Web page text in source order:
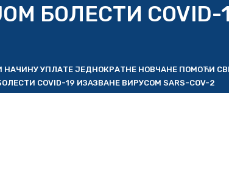
БОЛЕСТИ
НАЧИНУ УПЛАТЕ ЈЕДНОКРАТНЕ НОВЧАНЕ ПОМОЋИ
COVID-19 ИЗАЗВАНЕ ВИРУСОМ SARS-COV-2